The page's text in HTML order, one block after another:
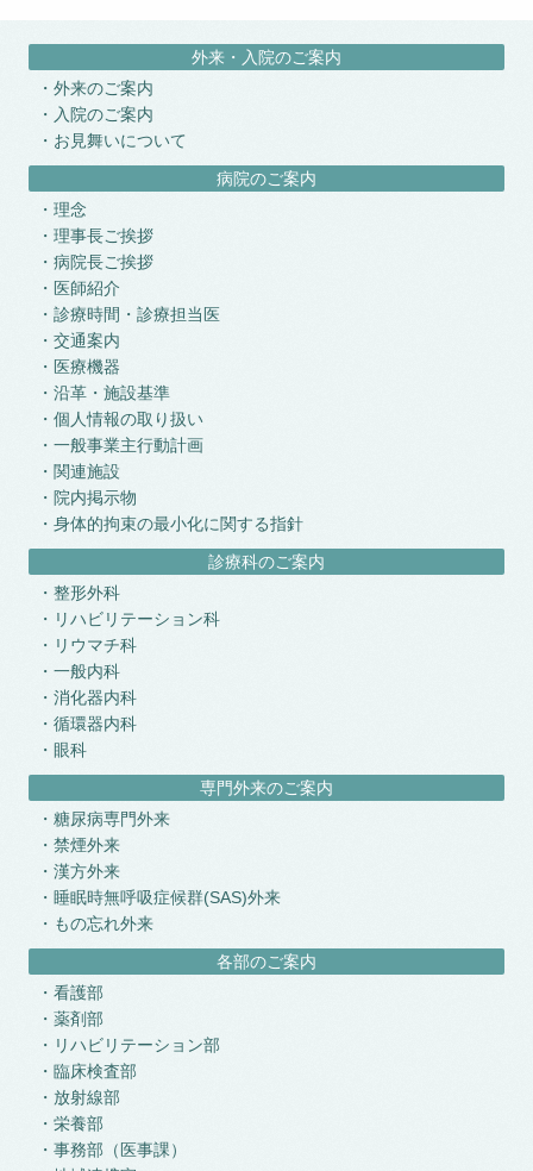
外来・入院のご案内
外来のご案内
入院のご案内
お見舞いについて
病院のご案内
理念
理事長ご挨拶
病院長ご挨拶
医師紹介
診療時間・診療担当医
交通案内
医療機器
沿革・施設基準
個人情報の取り扱い
一般事業主行動計画
関連施設
院内掲示物
身体的拘束の最小化に関する指針
診療科のご案内
整形外科
リハビリテーション科
リウマチ科
一般内科
消化器内科
循環器内科
眼科
専門外来のご案内
糖尿病専門外来
禁煙外来
漢方外来
睡眠時無呼吸症候群(SAS)外来
もの忘れ外来
各部のご案内
看護部
薬剤部
リハビリテーション部
臨床検査部
放射線部
栄養部
事務部（医事課）